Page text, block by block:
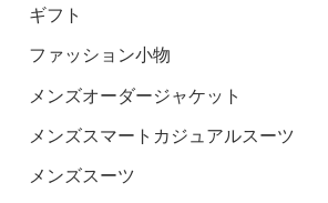
ギフト
ファッション小物
メンズオーダージャケット
メンズスマートカジュアルスーツ
メンズスーツ